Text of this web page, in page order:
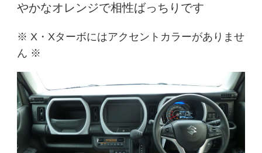
やかなオレンジで相性ばっちりです
※ X・Xターボにはアクセントカラーがありませ
ん ※